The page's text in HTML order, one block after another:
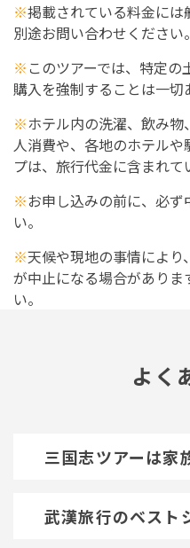
※掲載されている料金には
別途お問い合わせください。
※ このツアーでは、特定
購入を強制することは一切
※ホテル内の洗濯、飲み
人消費や、各地のホテル
プは、旅行代金に含まれて
※お申し込みの前に、必
い。
※天候や現地の事情により
が中止になる場合がありま
い。
よく
三国志ツアーは家
武漢旅行のベスト